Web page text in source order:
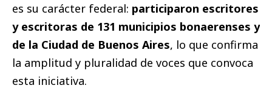
es su carácter federal: participaron escritores
y escritoras de 131 municipios bonaerenses y
de la Ciudad de Buenos Aires, lo que confirma
la amplitud y pluralidad de voces que convoca
esta iniciativa.